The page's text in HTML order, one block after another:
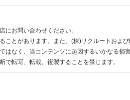
お問い合わせください。
とがあります。また、(株)リクルートおよ
なく、当コンテンツに起因するいかなる損
転写、転載、複製することを禁じます。